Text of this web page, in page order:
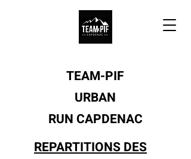
TEAM-PIF
URBAN
RUNCAPDENAC
REPARTITIONS DES